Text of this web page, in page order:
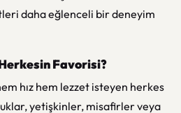
daha eğlenceli bir deneyim
Favorisi?
hız hem lezzet isteyen herkes
yetişkinler, misafirler veya